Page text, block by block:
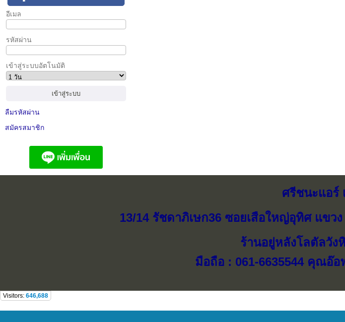
อีเมล
รหัสผ่าน
เข้าสู่ระบบอัตโนมัติ
ลืมรหัสผ่าน
สมัครสมาชิก
ศรีชนะแอร์
13/14 รัชดาภิเษก36 ซอยเสือใหญ่อุทิศ แขว
ร้านอยู่หลังโลตัลวัง
มือถือ : 061-6635544 คุณอ๊
Visitors: 646,688